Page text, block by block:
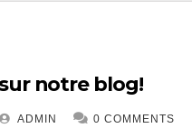
notre blog!
ADMIN 0 COMMENTS